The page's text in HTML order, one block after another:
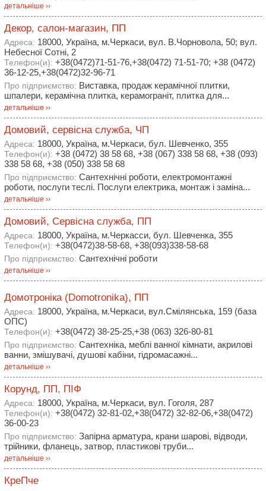
детальніше ››
Декор, салон-магазин, ПП
Адреса: 18000, Україна, м.Черкаси, вул. В.Чорновола, 50; вул.
Небесної Сотні, 2
Телефон(и): +38(0472)71-51-76,+38(0472) 71-51-70; +38 (0472)
36-12-25,+38(0472)32-96-71
Про підприємство: Виставка, продаж керамічної плитки,
шпалери, керамічна плитка, керамограніт, плитка для...
детальніше ››
Домовий, сервісна служба, ЧП
Адреса: 18000, Україна, м.Черкаси, бул. Шевченко, 355
Телефон(и): +38 (0472) 38 58 68, +38 (067) 338 58 68, +38 (093)
338 58 68, +38 (050) 338 58 68
Про підприємство: Сантехнічні роботи, електромонтажні
роботи, послуги теслі. Послуги електрика, монтаж і заміна...
детальніше ››
Домовий, Сервісна служба, ПП
Адреса: 18000, Україна, м.Черкасси, бул. Шевченка, 355
Телефон(и): +38(0472)38-58-68, +38(093)338-58-68
Про підприємство: Сантехнічні роботи
детальніше ››
Домотроніка (Domotronika), ПП
Адреса: 18000, Україна, м.Черкаси, вул.Смілянська, 159 (база
ОПС)
Телефон(и): +38(0472) 38-25-25,+38 (063) 326-80-81
Про підприємство: Сантехніка, меблі ванної кімнати, акрилові
ванни, змішувачі, душові кабіни, гідромасажні...
детальніше ››
Корунд, ПП, ПІФ
Адреса: 18000, Україна, м.Черкаси, вул. Гоголя, 287
Телефон(и): +38(0472) 32-81-02,+38(0472) 32-82-06,+38(0472)
36-00-23
Про підприємство: Запірна арматура, крани шарові, відводи,
трійники, фланець, затвор, пластикові труби...
детальніше ››
КреПче